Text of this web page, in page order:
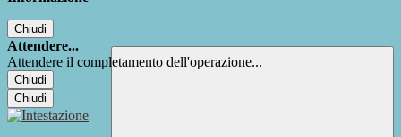
Chiudi
Attendere...
Attendere il completamento dell'operazione...
Chiudi
Chiudi